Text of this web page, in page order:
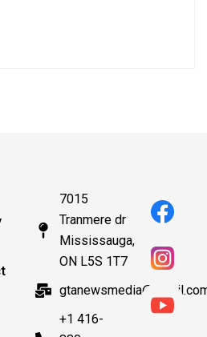
7015
Tranmere dr
Mississauga,
ON L5S 1T7
+1 416-